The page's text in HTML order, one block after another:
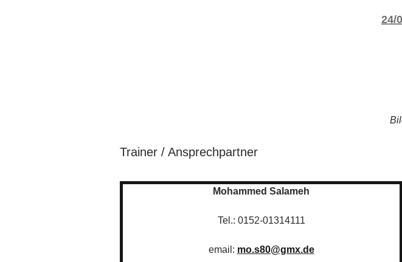
24/
Trainer / Ansprechpartner
Mohammed Salameh
Tel.: 0152-01314111
email: mo.s80@gmx.de